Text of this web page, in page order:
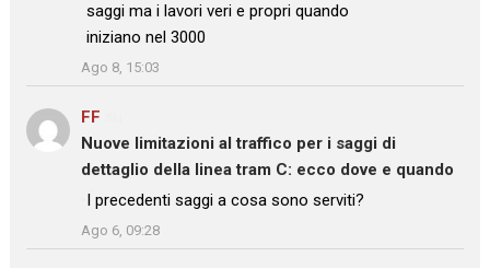
saggi ma i lavori veri e propri quando
iniziano nel 3000
”
Ago 8, 15:03
FF
Nuove limitazioni al traffico per i saggi di
dettaglio della linea tram C: ecco dove e quando
: “I precedenti saggi a cosa sono serviti?
Ago 6, 09:28